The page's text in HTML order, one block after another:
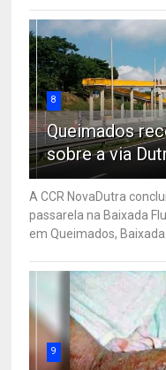
8
Queimados
sobre a via
A CCR NovaDutra
passarela na Baixada
em Queimados, Baixada...
9